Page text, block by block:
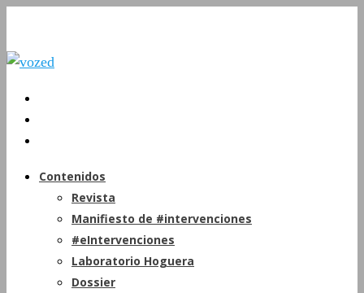
Contenidos
Revista
Manifiesto de #intervenciones
#eIntervenciones
Laboratorio Hoguera
Dossier